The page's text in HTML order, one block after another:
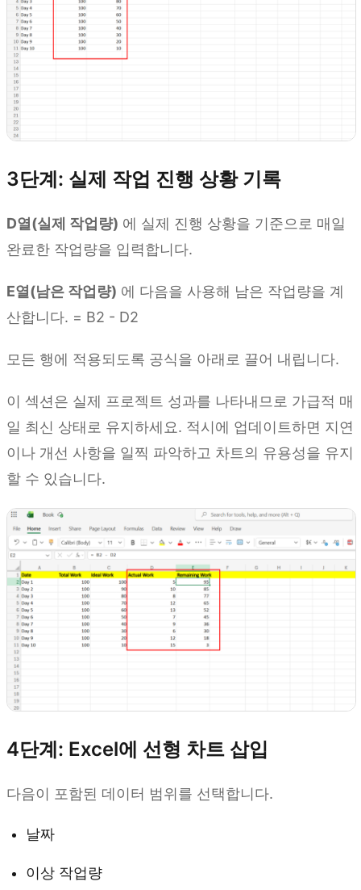
3단계: 실제 작업 진행 상황 기록
D열(실제 작업량) 에 실제 진행 상황을 기준으로 매일
완료한 작업량을 입력합니다.
E열(남은 작업량) 에 다음을 사용해 남은 작업량을 계
산합니다. = B2 - D2
모든 행에 적용되도록 공식을 아래로 끌어 내립니다.
이 섹션은 실제 프로젝트 성과를 나타내므로 가급적 매
일 최신 상태로 유지하세요. 적시에 업데이트하면 지연
이나 개선 사항을 일찍 파악하고 차트의 유용성을 유지
할 수 있습니다.
4단계: Excel에 선형 차트 삽입
다음이 포함된 데이터 범위를 선택합니다.
날짜
이상 작업량